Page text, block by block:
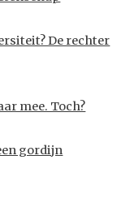
De rechter
mee. Toch?
gordijn